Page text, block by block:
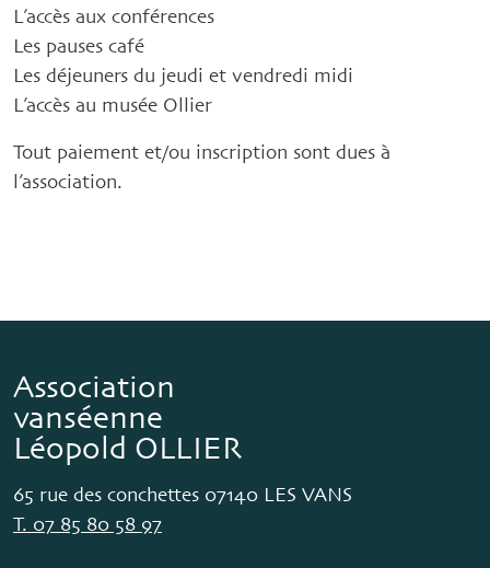
L’accès aux conférences
Les pauses café
Les déjeuners du jeudi et vendredi midi
L’accès au musée Ollier
Tout paiement et/ou inscription sont dues à
l’association.
Association
vanséenne
Léopold OLLIER
65 rue des conchettes 07140 LES VANS
T. 07 85 80 58 97